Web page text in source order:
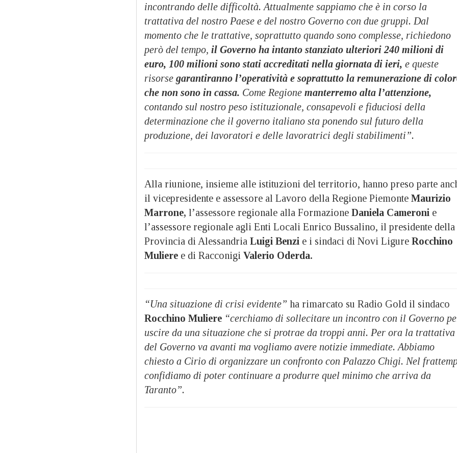
incontrando delle difficoltà. Attualmente sappiamo che è in corso la
trattativa del nostro Paese e del nostro Governo con due gruppi. Dal
momento che le trattative, soprattutto quando sono complesse, richiedono
però del tempo, il Governo ha intanto stanziato ulteriori 240 milioni di
euro, 100 milioni sono stati accreditati nella giornata di ieri, e queste
risorse garantiranno l’operatività e soprattutto la remunerazione di
che non sono in cassa. Come Regione manterremo alta l’attenzione,
contando sul nostro peso istituzionale, consapevoli e fiduciosi della
determinazione che il governo italiano sta ponendo sul futuro della
produzione, dei lavoratori e delle lavoratrici degli stabilimenti”.
Alla riunione, insieme alle istituzioni del territorio, hanno preso parte
il vicepresidente e assessore al Lavoro della Regione Piemonte Maurizio
Marrone, l’assessore regionale alla Formazione Daniela Cameroni e
l’assessore regionale agli Enti Locali Enrico Bussalino, il presidente della
Provincia di Alessandria Luigi Benzi e i sindaci di Novi Ligure Rocchino
Muliere e di Racconigi Valerio Oderda.
“Una situazione di crisi evidente” ha rimarcato su Radio Gold il sindaco
Rocchino Muliere “cerchiamo di sollecitare un incontro con il Governo
uscire da una situazione che si protrae da troppi anni. Per ora la trattativa
del Governo va avanti ma vogliamo avere notizie immediate. Abbiamo
chiesto a Cirio di organizzare un confronto con Palazzo Chigi. Nel
confidiamo di poter continuare a produrre quel minimo che arriva da
Taranto”.